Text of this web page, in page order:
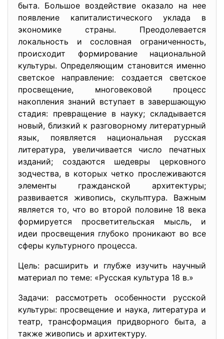
быта. Большое воздействие оказало на нее
появление капиталистического уклада в
экономике страны. Преодолевается
локальность и сословная ограниченность,
происходит формирование национальной
культуры. Определяющим становится именно
светское направление: создается светское
просвещение, многовековой процесс
накопления знаний вступает в завершающую
стадия: превращение в науку; складывается
новый, близкий к разговорному литературный
язык, появляется национальная русская
литература, увеличивается число печатных
изданий; создаются шедевры церковного
зодчества, в которых четко прослеживаются
элементы гражданской архитектуры;
развивается живопись, скульптура. Важным
является то, что во второй половине 18 века
формируется просветительская мысль, и
идеи просвещения глубоко проникают во все
сферы культурного процесса.
Цель: расширить и глубже изучить научный
материал по теме: «Русская культура 18 в.»
Задачи: рассмотреть особенности русской
культуры: просвещение и наука, литература и
театр, трансформация придворного быта, а
также живопись и архитектуру.